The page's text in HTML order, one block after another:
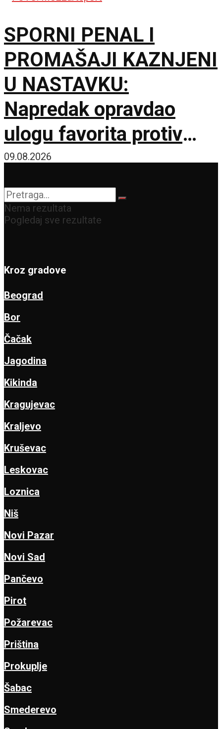
SPORNI PENAL I
PROMAŠAJI KAZNJENI
U NASTAVKU:
Napredak opravdao
ulogu favorita protiv
novajlije u prvenstvu!
09.08.2026
Nema rezultata
Pogledaj sve rezultate
Kroz gradove
Beograd
Bor
Čačak
Jagodina
Kikinda
Kragujevac
Kraljevo
Kruševac
Leskovac
Loznica
Niš
Novi Pazar
Novi Sad
Pančevo
Pirot
Požarevac
Priština
Prokuplje
Šabac
Smederevo